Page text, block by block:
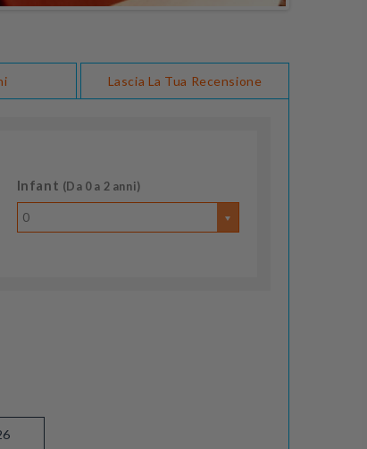
Lascia La Tua Recensione
Infant (Da 0 a 2 anni)
0